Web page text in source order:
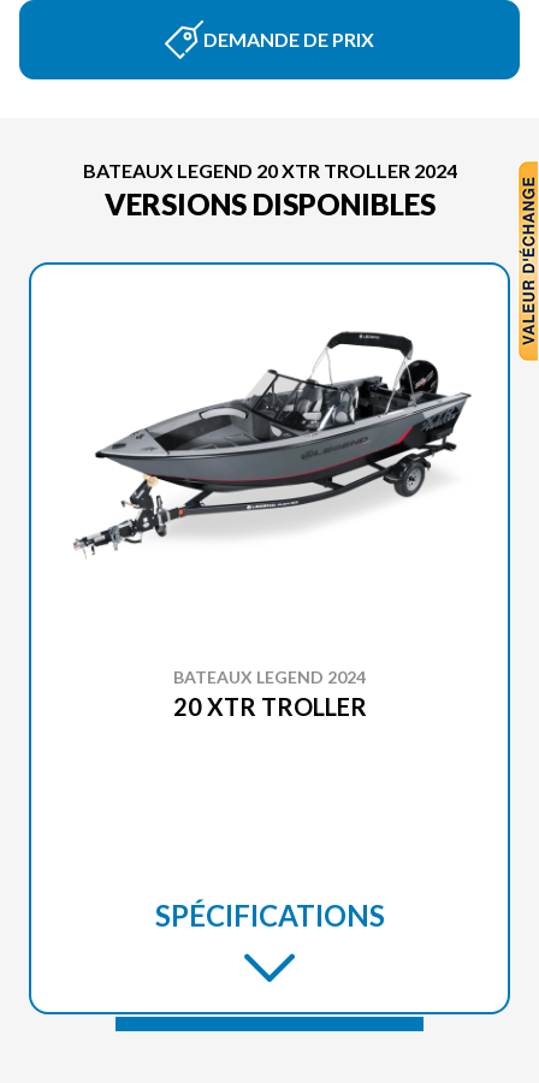
DEMANDE DE PRIX
BATEAUX LEGEND 20 XTR TROLLER 2024
VERSIONS DISPONIBLES
BATEAUX LEGEND 2024
20 XTR TROLLER
SPÉCIFICATIONS